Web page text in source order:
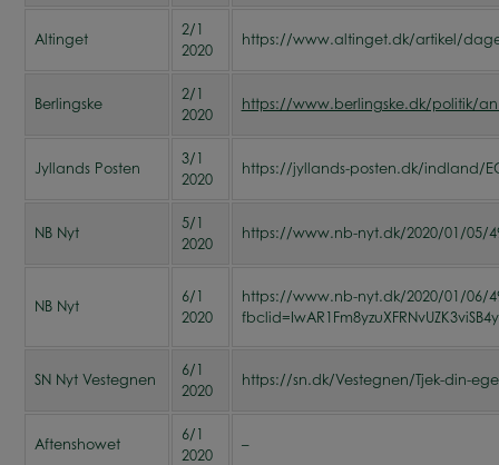
Altinget
2/1
2020
https://www.altinget.dk/artikel/
Berlingske
2/1
2020
https://www.berlingske.dk/politik/
Jyllands Posten
3/1
2020
https://jyllands-posten.dk/indland/
NB Nyt
5/1
2020
https://www.nb-nyt.dk/2020/01/05/
NB Nyt
6/1
2020
https://www.nb-nyt.dk/2020/01/06/
SN Nyt Vestegnen
6/1
2020
https://sn.dk/Vestegnen/Tjek-din-
Aftenshowet
6/1
2020
–